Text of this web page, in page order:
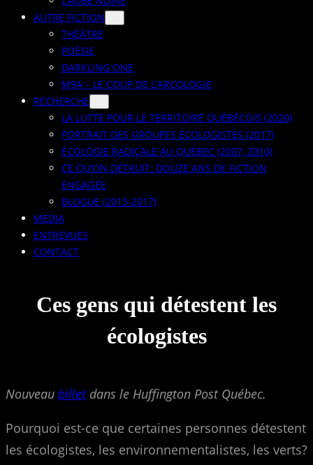
AUTRE FICTION
THÉÂTRE
POÉSIE
DARKLING ONE
M9A – LE COUP DE L’ARCOLOGIE
RECHERCHE
LA LUTTE POUR LE TERRITOIRE QUÉBÉCOIS (2020)
PORTRAIT DES GROUPES ÉCOLOGISTES (2017)
ÉCOLOGIE RADICALE AU QUÉBEC (2007, 2010)
CE QU’ON DÉTRUIT: DOUZE ANS DE FICTION
ENGAGÉE
BLOGUE (2013-2017)
MEDIA
ENTREVUES
CONTACT
Ces gens qui détestent les
écologistes
Nouveau billetdans le Huffington Post Québec.
Pourquoi est-ce que certaines personnes détestent
les écologistes, les environnementalistes, les verts?